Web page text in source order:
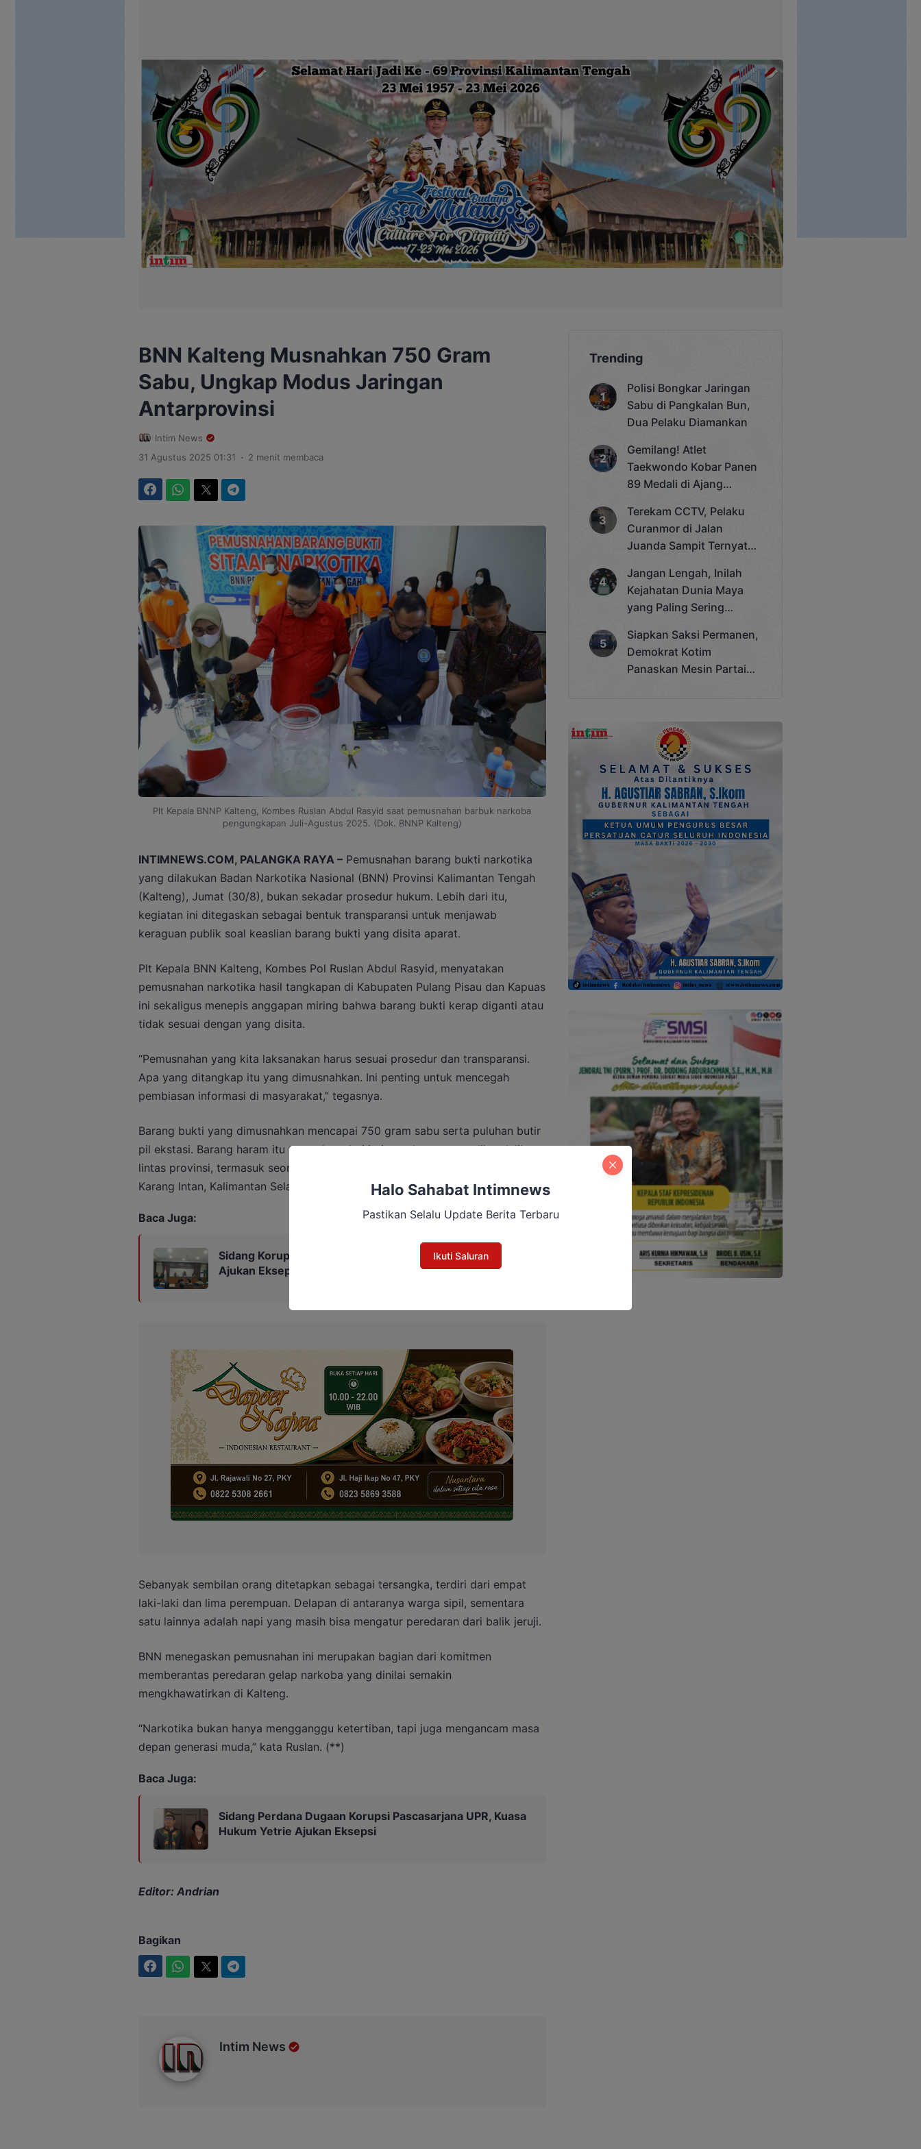
BNN Kalteng Musnahkan 750 Gram
Sabu, Ungkap Modus Jaringan
Antarprovinsi
Intim News
31 Agustus 2025 01:31
. 2 menit membaca
Plt Kepala BNNP Kalteng, Kombes Ruslan Abdul Rasyid saat pemusnahan barbuk narkoba
pengungkapan Juli-Agustus 2025. (Dok. BNNP Kalteng)
INTIMNEWS.COM, PALANGKA RAYA –Pemusnahan barang bukti narkotika
yang dilakukan Badan Narkotika Nasional (BNN) Provinsi Kalimantan Tengah
(Kalteng), Jumat (30/8), bukan sekadar prosedur hukum. Lebih dari itu,
kegiatan ini ditegaskan sebagai bentuk transparansi untuk menjawab
keraguan publik soal keaslian barang bukti yang disita aparat.
Plt Kepala BNN Kalteng, Kombes Pol Ruslan Abdul Rasyid, menyatakan
pemusnahan narkotika hasil tangkapan di Kabupaten Pulang Pisau dan Kapuas
ini sekaligus menepis anggapan miring bahwa barang bukti kerap diganti atau
tidak sesuai dengan yang disita.
“Pemusnahan yang kita laksanakan harus sesuai prosedur dan transparansi.
Apa yang ditangkap itu yang dimusnahkan. Ini penting untuk mencegah
pembiasan informasi di masyarakat,” tegasnya.
Barang bukti yang dimusnahkan mencapai 750 gram sabu serta puluhan butir
pil ekstasi. Barang haram itu terungkap dari jaringan besar yang dikendalikan
lintas provinsi, termasuk seorang narapidana di Lapas Narkotika Kelas II A
Karang Intan, Kalimantan Selatan.
Baca Juga:
Sidang Korupsi Zirkon Kalteng Berlanjut, Tiga Terdakwa
Ajukan Eksepsi
Sebanyak sembilan orang ditetapkan sebagai tersangka, terdiri dari empat
laki-laki dan lima perempuan. Delapan di antaranya warga sipil, sementara
satu lainnya adalah napi yang masih bisa mengatur peredaran dari balik jeruji.
BNN menegaskan pemusnahan ini merupakan bagian dari komitmen
memberantas peredaran gelap narkoba yang dinilai semakin
mengkhawatirkan di Kalteng.
“Narkotika bukan hanya mengganggu ketertiban, tapi juga mengancam masa
depan generasi muda,” kata Ruslan. (**)
Baca Juga:
Sidang Perdana Dugaan Korupsi Pascasarjana UPR, Kuasa
Hukum Yetrie Ajukan Eksepsi
Editor: Andrian
Bagikan
Intim News
Trending
Polisi Bongkar Jaringan
Sabu di Pangkalan Bun,
Dua Pelaku Diamankan
Gemilang! Atlet
Taekwondo Kobar Panen
89 Medali di Ajang
Cup 2025
Terekam CCTV, Pelaku
Curanmor di Jalan
Juanda Sampit Ternyata
Jangan Lengah, Inilah
Kejahatan Dunia Maya
yang Paling Sering
Siapkan Saksi Permanen,
Demokrat Kotim
Panaskan Mesin Partai
Halo Sahabat Intimnews
Pastikan Selalu Update Berita Terbaru
Ikuti Saluran